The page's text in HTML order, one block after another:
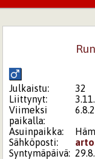
Julkaistu:
32
Liittynyt:
Viimeksi
paikalla:
Asuinpaikka:
Sähköposti:
Syntymäpäivä: